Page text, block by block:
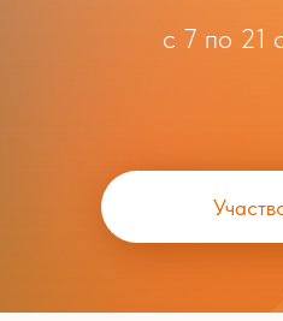
с 7 по 21